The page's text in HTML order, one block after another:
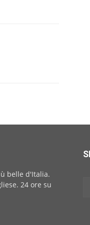
belle d'Italia.
24 ore su